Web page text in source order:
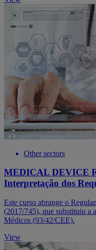
Other sectors
MEDICAL DEVICE
Interpretação dos
Este curso abrange o
(2017/745), que substituiu a
Médicos (93/42/CEE).
View